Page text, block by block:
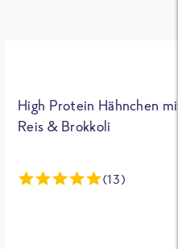
High Protein Hähnchen
Reis & Brokkoli
(13)